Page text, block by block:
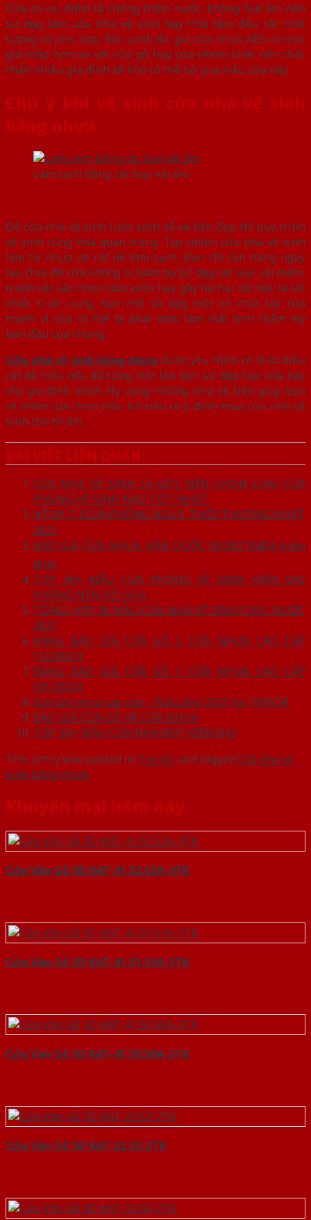
Cửa có ưu điểm là chống thấm nước, không hút ẩm nên
sử dụng làm cửa nhà vệ sinh hay nhà tắm đều rất chất
lượng và phù hợp. Bên cạnh đó, giá cửa nhựa ABS có mức
giá thấp hơn so với cửa gỗ hay cửa nhôm kính nên chắc
chắn nhiều gia đình sẽ khó có thể bỏ qua mẫu cửa này.
Chú ý khi vệ sinh cửa nhà vệ sinh
bằng nhựa
Làm sạch bằng các loại vải ẩm
Để cửa nhà vệ sinh luôn sạch sẽ và bền đẹp thì quy trình
vệ sinh cũng khá quan trọng. Tuy nhiên cửa nhà vệ sinh
làm từ nhựa sẽ rất dễ làm sạch. Bạn chỉ cần hàng ngày
lau chùi để cửa không bị bám bụi. Sử dụng các loại vải mềm,
tránh vật sắc nhọn làm xước hay gây hư hại bề mặt là tốt
nhất. Cuối cùng, hạn chế sử dụng một số chất tẩy rửa
mạnh vì cửa có thể bị phai màu làm mất tính thẩm mỹ
ban đầu của chúng.
Cửa nhà vệ sinh bằng nhựa được yêu thích có lẽ là điều
rất dễ hiểu nếu đã từng một lần bạn sử dụng loại cửa này
cho gia đình mình. Hy vọng những chia sẻ trên giúp bạn
có thêm lựa chọn hữu ích nếu có ý định mua cửa nhà vệ
sinh cho tổ ấm.
BÀI VIẾT LIÊN QUAN
CỬA NHÀ VỆ SINH LÀ GÌ?| NÊN CHỌN LOẠI CỬA
PHÒNG VỆ SINH NÀO TỐT NHẤT
#TOP 7【CỬA PHÒNG NGỦ】THỜI THƯỢNG NHẤT
2021
BÁO GIÁ CỬA NHỰA HÀN QUỐC [8/2021]☑️Đã kiểm
định
TOP 30+ MẪU CỬA PHÒNG VỆ SINH HIỆN ĐẠI
KHÔNG NÊN BỎ QUA
TỔNG HỢP 30 MẪU CỬA NHÀ VỆ SINH CHỊU NƯỚC
2021
BẢNG BÁO GIÁ CỬA GỖ | CỬA NHỰA CAO CẤP
[12/2021]
BẢNG BÁO GIÁ CỬA GỖ | CỬA NHỰA CAO CẤP
[01/2022]
Giá cửa nhựa cao cấp – Mẫu đẹp 2021 tại TPHCM
BÁO GIÁ CỬA GỖ VÀ CỬA NHỰA
TOP 50+ MẪU CỬA NHÀ ĐẸP HIỆN ĐẠI
This entry was posted in Tin tứcand tagged cửa nhà vệ
sinh bằng nhựa.
Khuyến mại hôm nay
Cửa Vân Gỗ 5D KAT-41.52.52A-4TK
Cửa Vân Gỗ 5D KAT-41.51.51A-3TK
Cửa Vân Gỗ 5D KAT-41.50.50A-3TK
Cửa Vân Gỗ 5D KAT-22.52-2TK